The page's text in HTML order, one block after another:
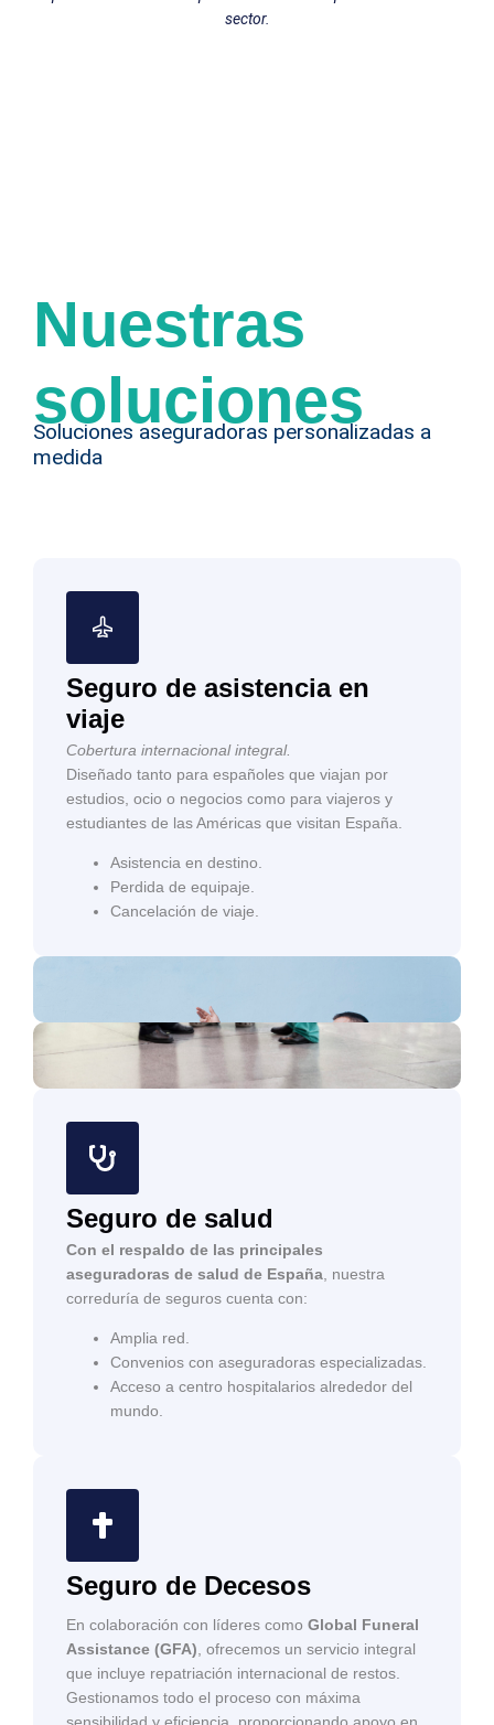
sector.
Nuestras
soluciones
Soluciones aseguradoras personalizadas a
medida
Seguro de asistencia en
viaje
Cobertura internacional integral.
Diseñado tanto para españoles que viajan por
estudios, ocio o negocios como para viajeros y
estudiantes de las Américas que visitan España.
Asistencia en destino.
Perdida de equipaje.
Cancelación de viaje.
Seguro de salud
Con el respaldo de las principales
aseguradoras de salud de España , nuestra
correduría de seguros cuenta con:
Amplia red.
Convenios con aseguradoras especializadas.
Acceso a centro hospitalarios alrededor del
mundo.
Seguro de Decesos
En colaboración con líderes como Global Funeral
Assistance (GFA), ofrecemos un servicio integral
que incluye repatriación internacional de restos.
Gestionamos todo el proceso con máxima